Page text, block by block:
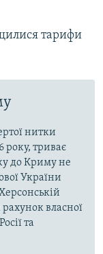
тарифи
нитки
року, триває
до Криму не
України
рахунок власної
та